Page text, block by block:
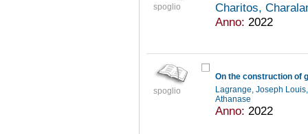
spoglio
Charitos,
Anno: 2022
spoglio
On the construction of
Lagrange, Joseph
Athanase
Anno: 2022